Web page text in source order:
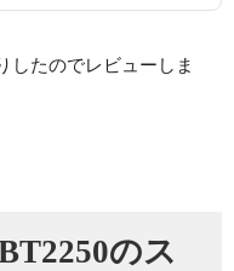
したのでレビューしま
のス